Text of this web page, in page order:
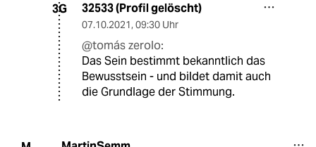
3G 32533 (Profil gelöscht)
07.10.2021, 09:30 Uhr
@tomás zerolo:
Das Sein bestimmt bekanntlich das
Bewusstsein - und bildet damit auch
die Grundlage der Stimmung.